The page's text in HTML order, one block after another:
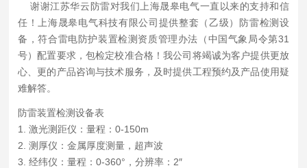
谢谢江苏华云防雷对我们上海晟皋电气一直以来的支持和信
任！上海晟皋电气科技有限公司提供整套（乙级）防雷检测设
备，符合雷电防护装置检测资质管理办法（中国气象局令第31
号）配置要求，包检定校准合格！我公司将竭诚为客户提供更放
心、更的产品咨询与技术服务，及时提供工程预约及产品使用疑
难解答。
防雷装置检测设备表
1. 激光测距仪：量程：0-150m
2. 测厚仪：金属厚度测量，超声波
3. 经纬仪：量程：0-360°，分辨率：2″